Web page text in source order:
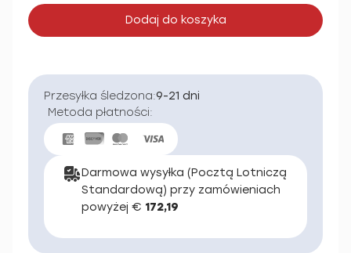
Dodaj do koszyka
Przesyłka śledzona:9-21 dni
Metoda płatności:
Darmowa wysyłka (Pocztą Lotniczą
Standardową) przy zamówieniach
powyżej € 172,19